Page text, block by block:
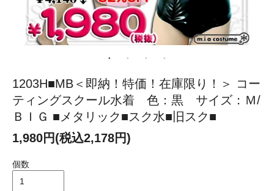
1203H■MB＜即納！特価！在庫限り！＞ コー
ティングスクール水着 色：黒 サイズ：Ｍ/
ＢＩＧ ■メタリック■スク水■旧スク■
1,980円(税込2,178円)
個数